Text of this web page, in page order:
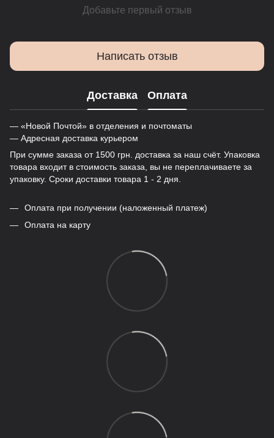
Добавьте первый отзыв
Написать отзыв
Доставка Оплата
— «Новой Почтой» в отделения и почтоматы
— Адресная доставка курьером
При сумме заказа от 1500 грн. доставка за наш счёт. Упаковка
товара входит в стоимость заказа, вы не переплачиваете за
упаковку. Сроки доставки товара 1 - 2 дня.
Оплата при получении (наложенный платеж)
Оплата на карту